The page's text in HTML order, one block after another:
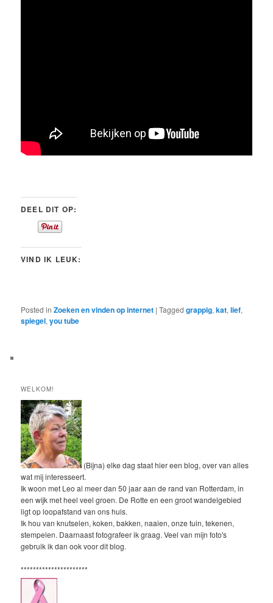
DEEL DIT OP:
VIND IK LEUK:
Posted in Zoeken en vinden op internet |Tagged grappig,kat,lief,
spiegel,you tube
WELKOM!
(Bijna) elke dag staat hier een blog, over van alles
wat mij interesseert.
Ik woon met Leo al meer dan 50 jaar aan de rand van Rotterdam, in
een wijk met heel veel groen. De Rotte en een groot wandelgebied
ligt op loopafstand van ons huis.
Ik hou van knutselen, koken, bakken, naaien, onze tuin, tekenen,
stempelen. Daarnaast fotografeer ik graag. Veel van mijn foto's
gebruik ik dan ook voor dit blog.
**********************